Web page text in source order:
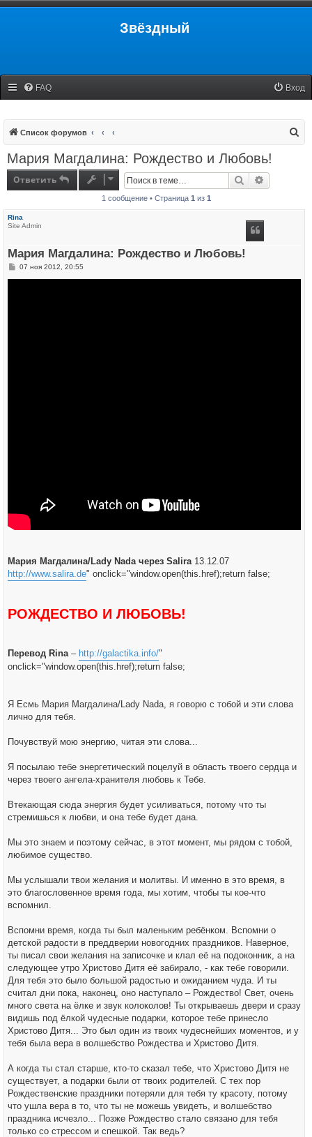
Звёздный
FAQ Вход
Список форумов
Мария Магдалина: Рождество и Любовь!
Ответить Поиск
1 сообщение • Страница 1 из 1
Rina
Site Admin
Мария Магдалина: Рождество и Любовь!
С07 ноя 2012, 20:55
Мария Магдалина/Lady Nada через Salira 13.12.07
http://www.salira.de" onclick="window.open(this.href);return false;
РОЖДЕСТВО И ЛЮБОВЬ!
Перевод Rina– http://galactika.info/"
onclick="window.open(this.href);return false;
Я Есмь Мария Магдалина/Lady Nada, я говорю с тобой и эти слова
лично для тебя.
Почувствуй мою энергию, читая эти слова...
Я посылаю тебе энергетический поцелуй в область твоего сердца и
через твоего ангела-хранителя любовь к Тебе.
Втекающая сюда энергия будет усиливаться, потому что ты
стремишься к любви, и она тебе будет дана.
Мы это знаем и поэтому сейчас, в этот момент, мы рядом с тобой,
любимое существо.
Мы услышали твои желания и молитвы. И именно в это время, в
это благословенное время года, мы хотим, чтобы ты кое-что
вспомнил.
Вспомни время, когда ты был маленьким ребёнком. Вспомни о
детской радости в преддверии новогодних праздников. Наверное,
ты писал свои желания на записочке и клал её на подоконник, а на
следующее утро Христово Дитя её забирало, - как тебе говорили.
Для тебя это было большой радостью и ожиданием чуда. И ты
считал дни пока, наконец, оно наступало – Рождество! Свет, очень
много света на ёлке и звук колоколов! Ты открываешь двери и сразу
видишь под ёлкой чудесные подарки, которое тебе принесло
Христово Дитя... Это был один из твоих чудеснейших моментов, и у
тебя была вера в волшебство Рождества и Христово Дитя.
А когда ты стал старше, кто-то сказал тебе, что Христово Дитя не
существует, а подарки были от твоих родителей. С тех пор
Рождественские праздники потеряли для тебя ту красоту, потому
что ушла вера в то, что ты не можешь увидеть, и волшебство
праздника исчезло... Позже Рождество стало связано для тебя
только со стрессом и спешкой. Так ведь?